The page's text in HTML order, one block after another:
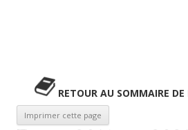
RETOUR AU SOMMAIRE